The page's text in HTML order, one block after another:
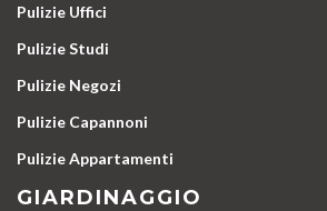
Pulizie Uffici
Pulizie Studi
Pulizie Negozi
Pulizie Capannoni
Pulizie Appartamenti
GIARDINAGGIO